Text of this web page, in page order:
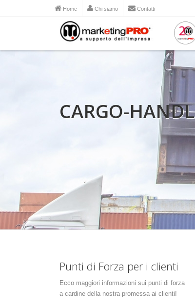
Home Chi siamo Contatti
CARGO-
Punti di Forza per i clienti
Ecco maggiori informazioni sui punti di forza
a cardine della nostra promessa ai clienti!